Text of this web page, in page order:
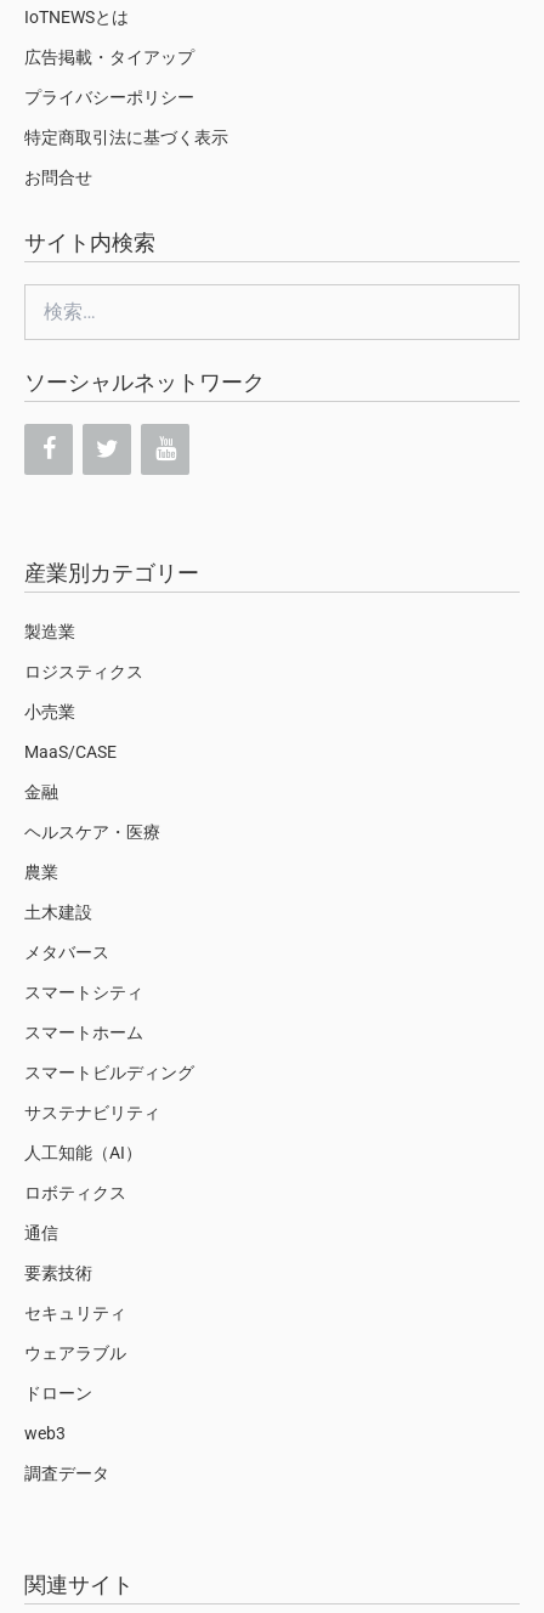
IoTNEWSとは
広告掲載・タイアップ
プライバシーポリシー
特定商取引法に基づく表示
お問合せ
サイト内検索
索:
ソーシャルネットワーク
産業別カテゴリー
製造業
ロジスティクス
小売業
MaaS/CASE
金融
ヘルスケア・医療
農業
土木建設
メタバース
スマートシティ
スマートホーム
スマートビルディング
サステナビリティ
人工知能（AI）
ロボティクス
通信
要素技術
セキュリティ
ウェアラブル
ドローン
web3
調査データ
関連サイト